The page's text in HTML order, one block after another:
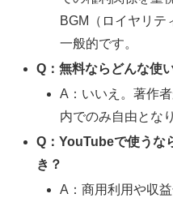
BGM（ロイヤリテ
一般的です。
Q：無料ならどんな使
A：いいえ。著作
内でのみ自由とな
Q：YouTubeで使うな
き？
A：商用利用や収